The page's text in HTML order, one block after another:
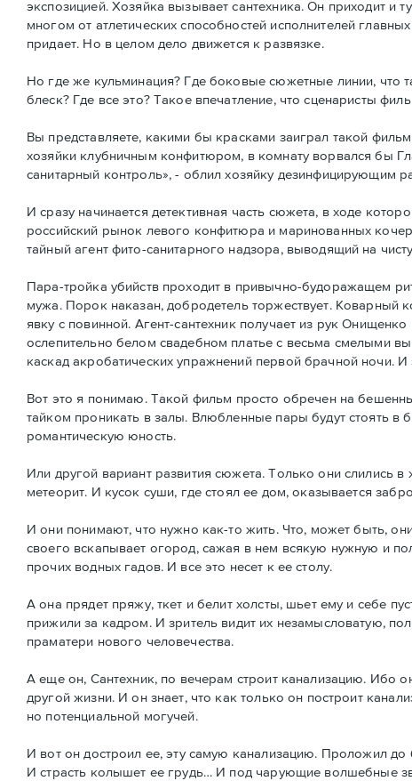
экспозицией. Хозяйка вызывает сантехника. Он приходит и
многом от атлетических способностей исполнителей
придает. Но в целом дело движется к развязке.
Но где же кульминация? Где боковые сюжетные линии, что
блеск? Где все это? Такое впечатление, что сценаристы
Вы представляете, какими бы красками заиграл такой
хозяйки клубничным конфитюром, в комнату ворвался бы
санитарный контроль», - облил хозяйку дезинфицирующим
И сразу начинается детективная часть сюжета, в ходе
российский рынок левого конфитюра и маринованных
тайный агент фито-санитарного надзора, выводящий на
Пара-тройка убийств проходит в привычно-будоражащем
мужа. Порок наказан, добродетель торжествует. Коварный
явку с повинной. Агент-сантехник получает из рук
ослепительно белом свадебном платье с весьма смелыми
каскад акробатических упражнений первой брачной ночи.
Вот это я понимаю. Такой фильм просто обречен на
тайком проникать в залы. Влюбленные пары будут стоять в
романтическую юность.
Или другой вариант развития сюжета. Только они слились
метеорит. И кусок суши, где стоял ее дом, оказывается
И они понимают, что нужно как-то жить. Что, может быть,
своего вскапывает огород, сажая в нем всякую нужную и
прочих водных гадов. И все это несет к ее столу.
А она прядет пряжу, ткет и белит холсты, шьет ему и себе
прижили за кадром. И зритель видит их незамысловатую,
праматери нового человечества.
А еще он, Сантехник, по вечерам строит канализацию. Ибо
другой жизни. И он знает, что как только он построит
но потенциальной могучей.
И вот он достроил ее, эту самую канализацию. Проложил до
И страсть колышет ее грудь… И под чарующие волшебные